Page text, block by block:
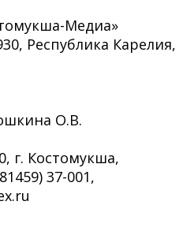
Медиа»
Республика Карелия,
О.В.
г. Костомукша,
37-001,